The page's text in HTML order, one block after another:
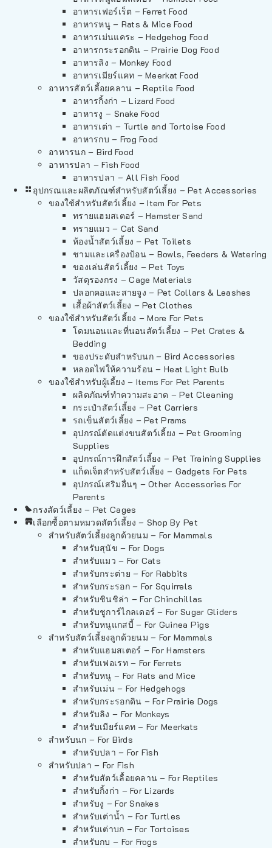
อาหารเฟอร์เร็ต – Ferret Food
อาหารหนู – Rats & Mice Food
อาหารเม่นแคระ – Hedgehog Food
อาหารกระรอกดิน – Prairie Dog Food
อาหารลิง – Monkey Food
อาหารเมียร์แคท – Meerkat Food
อาหารสัตว์เลี้อยคลาน – Reptile Food
อาหารกิ้งก่า – Lizard Food
อาหารงู – Snake Food
อาหารเต่า – Turtle and Tortoise Food
อาหารกบ – Frog Food
อาหารนก – Bird Food
อาหารปลา – Fish Food
อาหารปลา – All Fish Food
อุปกรณและผลิตภัณฑ์สำหรับสัตว์เลี้ยง – Pet Accessories
ของใช้สำหรับสัตว์เลี้ยง – Item For Pets
ทรายแฮมสเตอร์ – Hamster Sand
ทรายแมว – Cat Sand
ห้องน้ำสัตว์เลี้ยง – Pet Toilets
ชามและเครื่องป้อน – Bowls, Feeders & Watering
ของเล่นสัตว์เลี้ยง – Pet Toys
วัสดุรองกรง – Cage Materials
ปลอกคอและสายจูง – Pet Collars & Leashes
เสื้อผ้าสัตว์เลี้ยง – Pet Clothes
ของใช้สำหรับสัตว์เลี้ยง – More For Pets
โดมนอนและที่นอนสัตว์เลี้ยง – Pet Crates &
Bedding
ของประดับสำหรับนก – Bird Accessories
หลอดไฟให้ความร้อน – Heat Light Bulb
ของใช้สำหรับผู้เลี้ยง – Items For Pet Parents
ผลิตภัณฑ์ทำความสะอาด – Pet Cleaning
กระเป๋าสัตว์เลี้ยง – Pet Carriers
รถเข็นสัตว์เลี้ยง – Pet Prams
อุปกรณ์ตัดแต่งขนสัตว์เลี้ยง – Pet Grooming
Supplies
อุปกรณ์การฝึกสัตว์เลี้ยง – Pet Training Supplies
แก็ดเจ็ตสำหรับสัตว์เลี้ยง – Gadgets For Pets
อุปกรณ์เสริมอื่นๆ – Other Accessories For
Parents
กรงสัตว์เลี้ยง – Pet Cages
เลือกซื้อตามหมวดสัตว์เลี้ยง – Shop By Pet
สำหรับสัตว์เลี้ยงลูกด้วยนม – For Mammals
สำหรับสุนัข – For Dogs
สำหรับแมว – For Cats
สำหรับกระต่าย – For Rabbits
สำหรับกระรอก – For Squirrels
สำหรับชินชิล่า – For Chinchillas
สำหรับชูการ์ไกลเดอร์ – For Sugar Gliders
สำหรับหนูแกสบี้ – For Guinea Pigs
สำหรับสัตว์เลี้ยงลูกด้วยนม – For Mammals
สำหรับแฮมสเตอร์ – For Hamsters
สำหรับเฟอเรท – For Ferrets
สำหรับหนู – For Rats and Mice
สำหรับเม่น – For Hedgehogs
สำหรับกระรอกดิน – For Prairie Dogs
สำหรับลิง – For Monkeys
สำหรับเมียร์แคท – For Meerkats
สำหรับนก – For Birds
สำหรับปลา – For Fish
สำหรับปลา – For Fish
สำหรับสัตว์เลื้อยคลาน – For Reptiles
สำหรับกิ้งก่า – For Lizards
สำหรับงู – For Snakes
สำหรับเต่าน้ำ – For Turtles
สำหรับเต่าบก – For Tortoises
สำหรับกบ – For Frogs